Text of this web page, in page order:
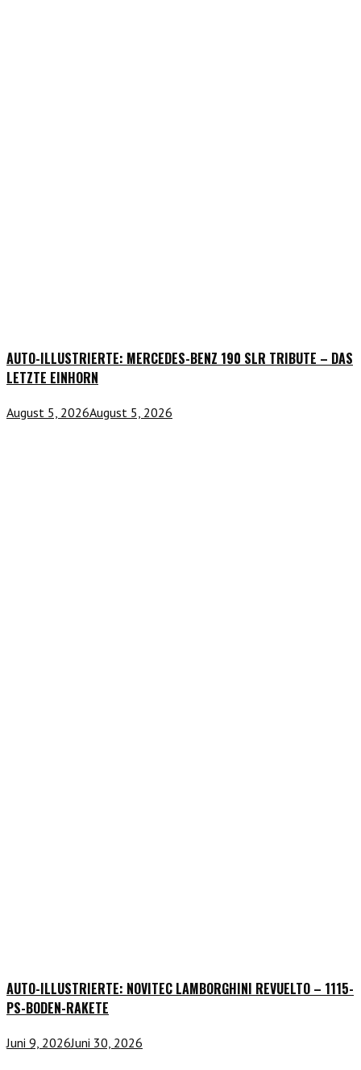
AUTO-ILLUSTRIERTE: MERCEDES-BENZ 190 SLR TRIBUTE – DAS
LETZTE EINHORN
August 5, 2026August 5, 2026
AUTO-ILLUSTRIERTE: NOVITEC LAMBORGHINI REVUELTO – 1115-
PS-BODEN-RAKETE
Juni 9, 2026Juni 30, 2026